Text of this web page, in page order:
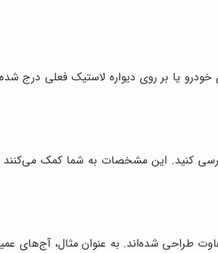
یا بر روی دیواره لاستیک فعلی درج
کنید. این مشخصات به شما کمک می‌کنند تا
طراحی شده‌اند. به عنوان مثال، آج‌های